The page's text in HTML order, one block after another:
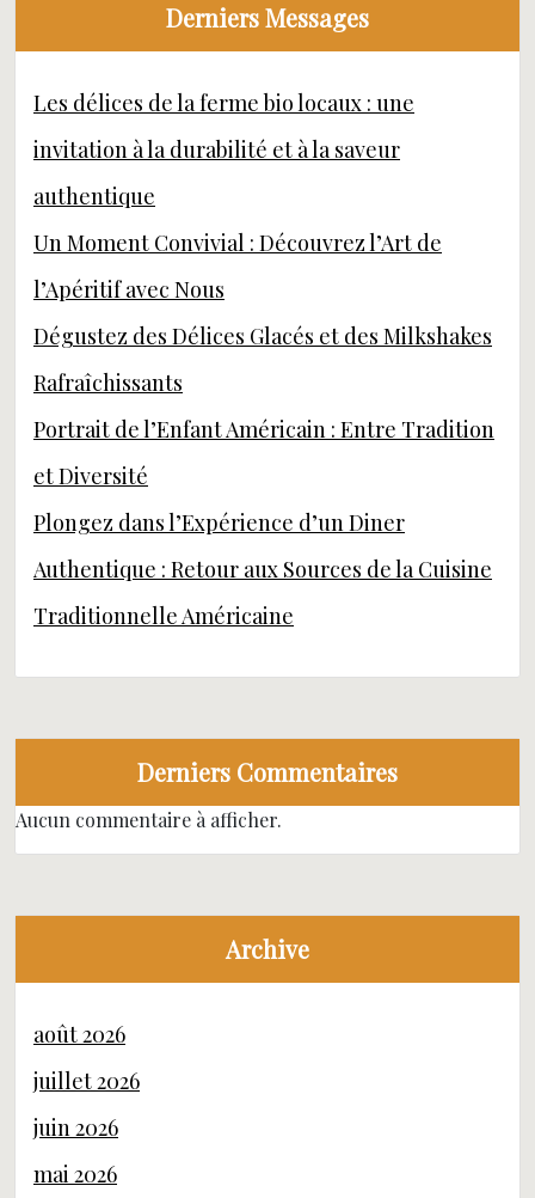
Derniers Messages
Les délices de la ferme bio locaux : une
invitation à la durabilité et à la saveur
authentique
Un Moment Convivial : Découvrez l’Art de
l’Apéritif avec Nous
Dégustez des Délices Glacés et des Milkshakes
Rafraîchissants
Portrait de l’Enfant Américain : Entre Tradition
et Diversité
Plongez dans l’Expérience d’un Diner
Authentique : Retour aux Sources de la Cuisine
Traditionnelle Américaine
Derniers Commentaires
Aucun commentaire à afficher.
Archive
août 2026
juillet 2026
juin 2026
mai 2026